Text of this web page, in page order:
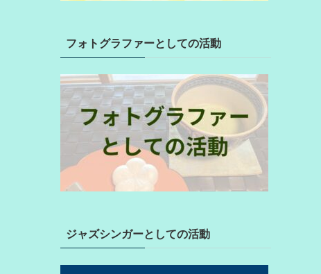
フォトグラファーとしての活動
ジャズシンガーとしての活動